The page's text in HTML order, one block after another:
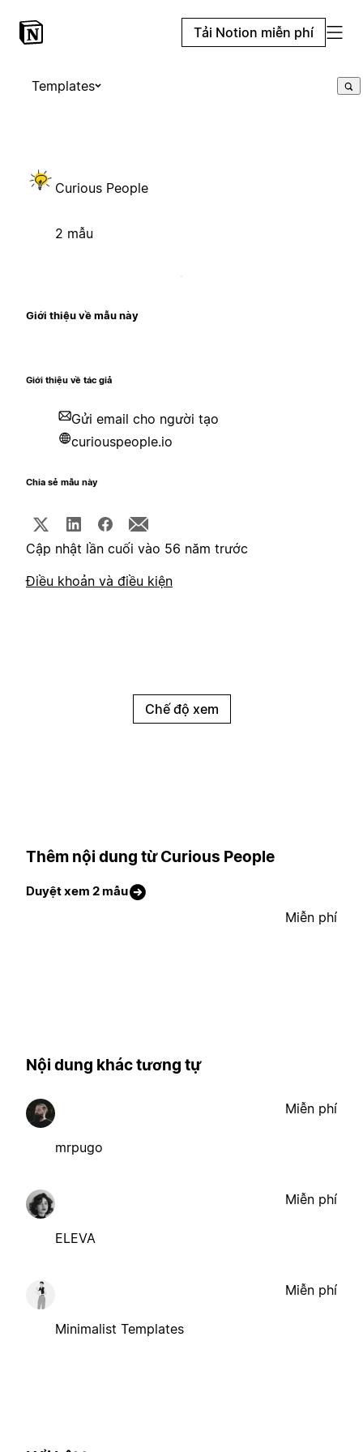
Tải Notion miễn phí
Templates
Curious People
2 mẫu
Giới thiệu về mẫu này
Giới thiệu về tác giả
Gửi email cho người tạo
curiouspeople.io
Chia sẻ mẫu này
Cập nhật lần cuối vào 56 năm trước
Điều khoản và điều kiện
Chế độ xem
Thêm nội dung từ Curious People
Duyệt xem 2 mẫu
Miễn phí
Nội dung khác tương tự
mrpugo
Miễn phí
ELEVA
Miễn phí
Minimalist Templates
Miễn phí